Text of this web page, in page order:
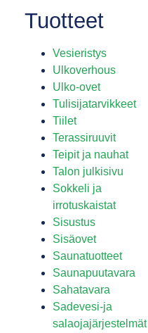
Tuotteet
Vesieristys
Ulkoverhous
Ulko-ovet
Tulisijatarvikkeet
Tiilet
Terassiruuvit
Teipit ja nauhat
Talon julkisivu
Sokkeli ja
irrotuskaistat
Sisustus
Sisäovet
Saunatuotteet
Saunapuutavara
Sahatavara
Sadevesi-ja
salaojajärjestelmät